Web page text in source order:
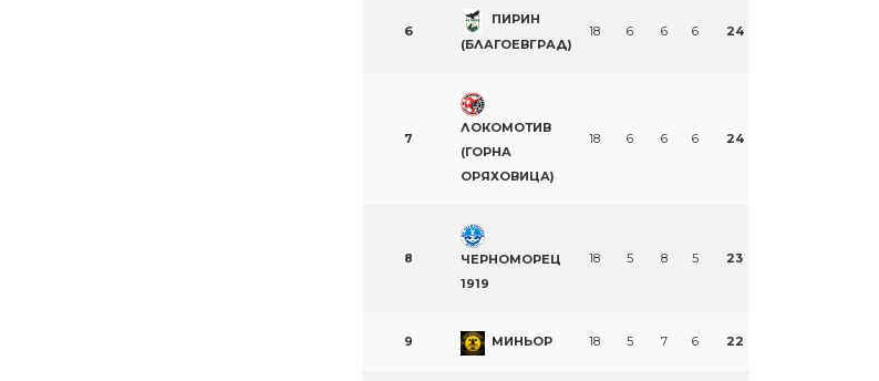
6
ПИРИН
(БЛАГОЕВГРАД)
18 6 6 6 24
7
ЛОКОМОТИВ
(ГОРНА
ОРЯХОВИЦА)
18 6 6 6 24
8
ЧЕРНОМОРЕЦ
1919
18 5 8 5 23
9 МИНЬОР 18 5 7 6 22